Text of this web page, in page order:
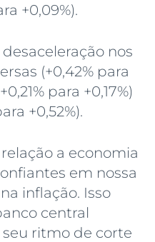
+0,09%).
nos
(+0,42% para
para +0,17%)
+0,52%).
a economia
em nossa
inflação. Isso
central
ritmo de corte